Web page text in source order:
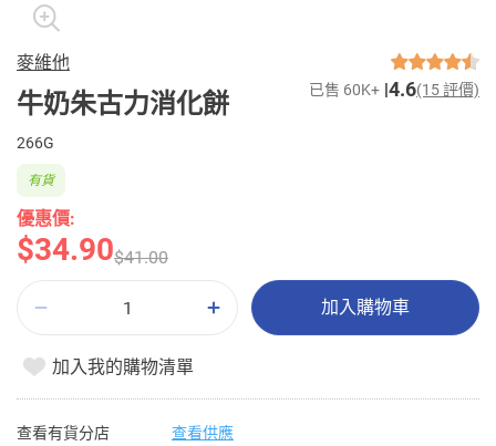
麥維他
牛奶朱古力消化餅 已售 60K+ 4.6(15 評價)
266G
優惠價:
$34.90$41.00
有貨
加入購物車
加入我的購物清單
查看有貨分店 查看供應